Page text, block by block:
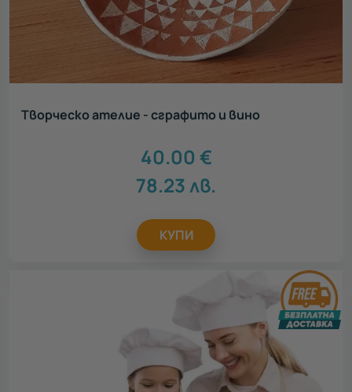
Творческо ателие - сграфито и вино
40.00 €
78.23лв.
КУПИ